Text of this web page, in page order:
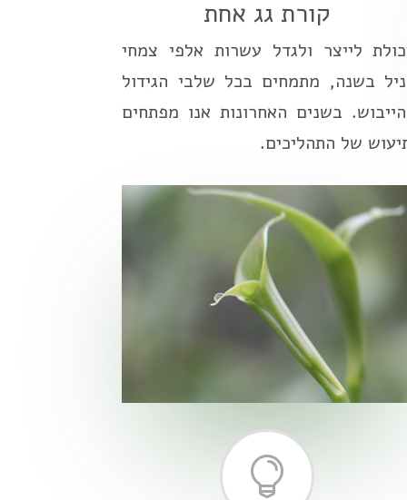
קורת גג אחת
לייצר ולגדל עשרות אלפי צמחי
בשנה, מתמחים בכל שלבי הגידול
בשנים האחרונות אנו מפתחים
של התהליכים.
